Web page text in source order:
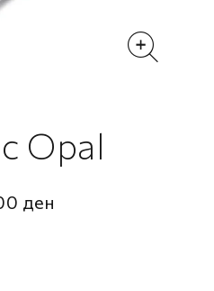
Opal
ден